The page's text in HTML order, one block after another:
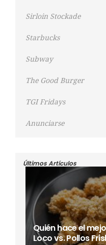
Sirloin Stockade
Starbucks
Subway
The Good Burger
TGI Fridays
Anunciarse
Últimos Artículos
Quién hace el
Loco vs. Pollos